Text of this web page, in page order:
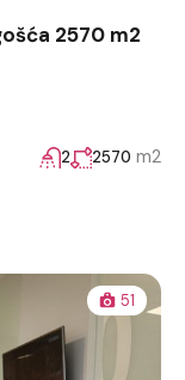
2570 m2
2 2570 m2
51